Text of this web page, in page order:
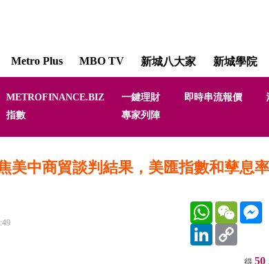
Metro Plus MBO TV 新城八大家 新城學院
METROFINANCE.BIZ 一鍵理財 即時串流報價
指數
專家列陣
美中商貿談判結果，美匯指數和孳息
WhatsAppWeChat
LinkedIn
得 50